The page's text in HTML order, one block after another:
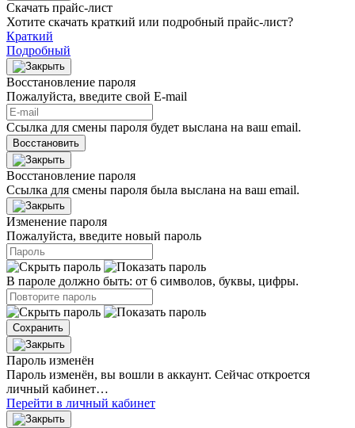
Скачать прайс-лист
Хотите скачать краткий или подробный прайс-лист?
Краткий
Подробный
Восстановление пароля
Пожалуйста, введите свой E‑mail
Ссылка для смены пароля будет выслана на ваш email.
Восстановить
Восстановление пароля
Ссылка для смены пароля была выслана на ваш email.
Изменение пароля
Пожалуйста, введите новый пароль
В пароле должно быть: от 6 символов, буквы, цифры.
Сохранить
Пароль изменён
Пароль изменён, вы вошли в аккаунт. Сейчас откроется
личный кабинет…
Перейти в личный кабинет